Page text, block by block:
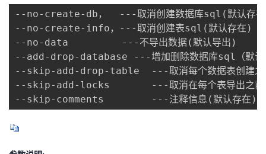
--no-create-db，  ---取消创建数据库sql(默认存
--no-create-info，---取消创建表sql(默认存在)
--no-data         ---不导出数据(默认导出)
--add-drop-database ---增加删除数据库sql（默认
--skip-add-drop-table  ---取消每个数据表创建之前
--skip-add-locks       ---取消在每个表导出之前增
--skip-comments        ---注释信息(默认存在)